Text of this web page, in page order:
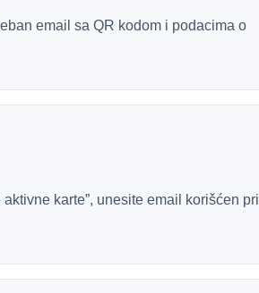
email sa QR kodom i podacima o
karte”, unesite email korišćen pri